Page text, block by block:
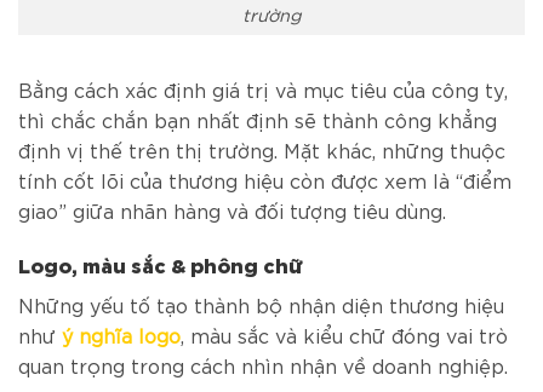
trường
Bằng cách xác định giá trị và mục tiêu của công ty,
thì chắc chắn bạn nhất định sẽ thành công khẳng
định vị thế trên thị trường. Mặt khác, những thuộc
tính cốt lõi của thương hiệu còn được xem là “điểm
giao” giữa nhãn hàng và đối tượng tiêu dùng.
Logo, màu sắc & phông chữ
Những yếu tố tạo thành bộ nhận diện thương hiệu
như ý nghĩa logo, màu sắc và kiểu chữ đóng vai trò
quan trọng trong cách nhìn nhận về doanh nghiệp.